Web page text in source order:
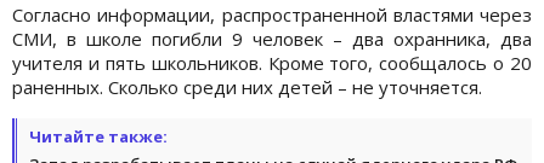
Согласно информации, распространенной властями через
СМИ, в школе погибли 9 человек – два охранника, два
учителя и пять школьников. Кроме того, сообщалось о 20
раненных. Сколько среди них детей – не уточняется.
Читайте также: